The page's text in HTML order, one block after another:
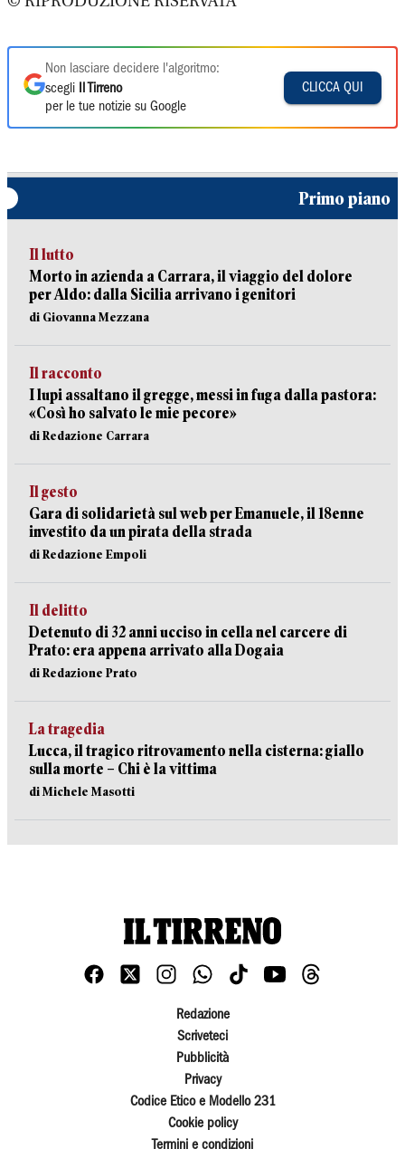
Non lasciare decidere l'algoritmo:
scegli
Il Tirreno
per le tue notizie su Google
CLICCA QUI
Primo piano
Il lutto
Morto in azienda a Carrara, il viaggio del dolore
per Aldo: dalla Sicilia arrivano i genitori
di Giovanna Mezzana
Il racconto
I lupi assaltano il gregge, messi in fuga dalla pastora:
«Così ho salvato le mie pecore»
di Redazione Carrara
Il gesto
Gara di solidarietà sul web per Emanuele, il 18enne
investito da un pirata della strada
di Redazione Empoli
Il delitto
Detenuto di 32 anni ucciso in cella nel carcere di
Prato: era appena arrivato alla Dogaia
di Redazione Prato
La tragedia
Lucca, il tragico ritrovamento nella cisterna: giallo
sulla morte – Chi è la vittima
di Michele Masotti
Redazione
Scriveteci
Pubblicità
Privacy
Codice Etico e Modello 231
Cookie policy
Termini e condizioni